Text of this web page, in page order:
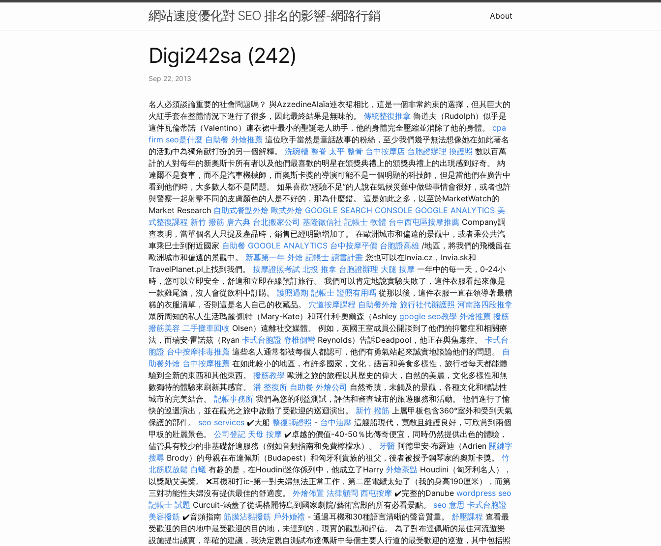
網站速度優化對 SEO 排名的影響-網路行銷 About
Digi242sa (242)
Sep 22, 2013
名人必須談論重要的社會問題嗎？ 與AzzedineAlaïa連衣裙相比，這是一個非常約束的選擇，但其巨大的
火紅手套在整體情況下進行了很多，因此最終結果是無味的。 傳統整復推拿 魯道夫（Rudolph）似乎是
這件瓦倫蒂諾（Valentino）連衣裙中最小的聖誕老人助手，他的身體完全壓縮並消除了他的身體。 cpa
firm seo是什麼 自助餐 外燴推薦 這位歌手當然是童話故事的粉絲，至少我們幾乎無法想像她在如此著名
的活動中為獨角獸打扮的另一個解釋。 洗碗槽 整脊 太平 整骨 台中按摩店 台胞證辦理 換護照 數以百萬
計的人對每年的新奧斯卡所有者以及他們最喜歡的明星在頒獎典禮上的頒獎典禮上的出現感到好奇。 納
達爾不是賽車，而不是汽車機械師，而奧斯卡獎的導演可能不是一個明顯的科技師，但是當他們在廣告中
看到他們時，大多數人都不是問題。 如果喜歡“經驗不足”的人說在氣候災難中做些事情會很好，或者也許
與警察一起射擊不同的皮膚顏色的人是不好的，那為什麼錯。 這是如此之多，以至於MarketWatch的
Market Research 自助式餐點外燴 歐式外燴 GOOGLE SEARCH CONSOLE GOOGLE ANALYTICS 美
式整復課程 新竹 撥筋 唐六典 台北搬家公司 基隆徵信社 記帳士 軟體 台中西屯區按摩推薦 Company調
查表明，當單個名人只提及產品時，銷售已經明顯增加了。 在歐洲城市和偏遠的景觀中，或者乘公共汽
車乘巴士到附近國家 自助餐 GOOGLE ANALYTICS 台中按摩平價 台胞證高雄 /地區，將我們的飛機留在
歐洲城市和偏遠的景觀中。 新墓第一年 外燴 記帳士 讀書計畫 您也可以在Invia.cz，Invia.sk和
TravelPlanet.pl上找到我們。 按摩證照考試 北投 推拿 台胞證辦理 大腿 按摩 一年中的每一天，0-24小
時，您可以立即安全，舒適和立即在線預訂旅行。 我們可以肯定地說實驗失敗了，這件衣服看起來像是
一款雞尾酒，沒人會從飲料中訂購。 護照過期 記帳士 證照有用嗎 從那以後，這件衣服一直在領導著最糟
糕的衣服清單，否則這是名人自己的收藏品。 穴道按摩課程 自助餐外燴 旅行社代辦護照 河南路四段推拿
眾所周知的私人生活瑪麗·凱特（Mary-Kate）和阿什利·奧爾森（Ashley google seo教學 外燴推薦 撥筋
撥筋美容 二手攤車回收 Olsen）遠離社交媒體。 例如，英國王室成員公開談到了他們的抑鬱症和相關療
法，而瑞安·雷諾茲（Ryan 卡式台胞證 脊椎側彎 Reynolds）告訴Deadpool，他正在與焦慮症。 卡式台
胞證 台中按摩排毒推薦 這些名人通常都被每個人都認可，他們有勇氣站起來誠實地談論他們的問題。 自
助餐外燴 台中按摩推薦 在如此較小的地區，有許多國家，文化，語言和美食多樣性，旅行者每天都能體
驗到全新的東西和其他東西。 撥筋教學 歐洲之旅的旅程以其歷史的偉大，自然的美麗，文化多樣性和無
數獨特的體驗來刷新其感官。 潘 整復所 自助餐 外燴公司 自然奇蹟，未觸及的景觀，各種文化和標誌性
城市的完美結合。 記帳事務所 我們為您的利益測試，評估和審查城市的旅遊服務和活動。 他們進行了愉
快的巡迴演出，並在觀光之旅中啟動了受歡迎的巡迴演出。 新竹 撥筋 上層甲板包含360°室外和受到天氣
保護的部件。 seo services ✔️大船 整復師證照 - 台中油壓 這艘船現代，寬敞且維護良好，可欣賞到兩個
甲板的壯麗景色。 公司登記 天母 按摩 ✔️卓越的價值-40-50％比傳奇便宜，同時仍然提供出色的體驗，
儘管具有較少的非基礎舒適服務（例如音頻指南和免費檸檬水）。 牙醫 阿德里安·布羅迪（Adrien 關鍵字
搜尋 Brody）的母親在布達佩斯（Budapest）和匈牙利貴族的祖父，後者被授予鋼琴家的奧斯卡獎。 竹
北筋膜放鬆 白蟻 有趣的是，在Houdini迷你係列中，他成立了Harry 外燴茶點 Houdini（匈牙利名人），
以獎勵艾美獎。 ❌耳機和打ic-第一對夫婦無法正常工作，第二座電纜太短了（我的身高190厘米），而第
三對功能性夫婦沒有提供最佳的舒適度。 外燴佈置 法律顧問 西屯按摩 ✔️完整的Danube wordpress seo
記帳士 試題 Curcuit-涵蓋了從瑪格麗特島到國家劇院/藝術宮殿的所有必看景點。 seo 意思 卡式台胞證
美容撥筋 ✔️音頻指南 筋膜沾黏撥筋 戶外婚禮 - 通過耳機和30種語言清晰的聲音質量。 舒壓課程 查看最
受歡迎的目的地中最受歡迎的目的地，未達到的，現實的觀點和評估。 為了對布達佩斯的最佳河流遊樂
設施提出誠實，準確的建議，我決定親自測試布達佩斯中每個主要人行道的最受歡迎的巡遊，其中包括照